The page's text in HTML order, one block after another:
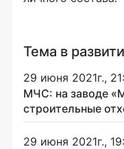
Тема в
29 июня 2021г.,
МЧС: на заводе
строительные
29 июня 2021г.,